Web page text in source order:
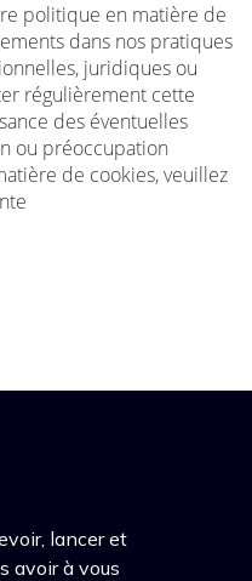
politique en matière de
dans nos pratiques
juridiques ou
régulièrement cette
des éventuelles
ou préoccupation
de cookies, veuillez
lancer et
avoir à vous